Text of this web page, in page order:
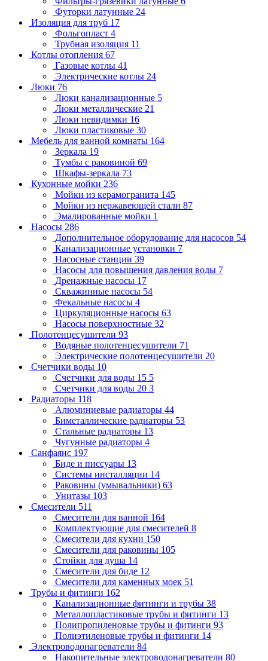
Футорки латунные 24
Изоляция для труб 17
Фольгопласт 4
Трубная изоляция 11
Котлы отопления 67
Газовые котлы 41
Электрические котлы 24
Люки 76
Люки канализационные 5
Люки металлические 21
Люки невидимки 16
Люки пластиковые 30
Мебель для ванной комнаты 164
Зеркала 19
Тумбы с раковиной 69
Шкафы-зеркала 73
Кухонные мойки 236
Мойки из керамогранита 145
Мойки из нержавеющей стали 87
Эмалированные мойки 1
Насосы 286
Дополнительное оборудование для насосов 54
Канализационные установки 7
Насосные станции 39
Насосы для повышения давления воды 7
Дренажные насосы 17
Скважинные насосы 54
Фекальные насосы 4
Циркуляционные насосы 63
Насосы поверхностные 32
Полотенцесушители 93
Водяные полотенцесушители 71
Электрические полотенцесушители 20
Счетчики воды 10
Счетчики для воды 15 5
Счетчики для воды 20 3
Радиаторы 118
Алюминиевые радиаторы 44
Биметаллические радиаторы 53
Стальные радиаторы 13
Чугунные радиаторы 4
Санфаянс 197
Биде и писсуары 13
Системы инсталляции 14
Раковины (умывальники) 63
Унитазы 103
Смесители 511
Смесители для ванной 164
Комплектующие для смесителей 8
Смесители для кухни 150
Смесители для раковины 105
Стойки для душа 14
Смесители для биде 12
Смесители для каменных моек 51
Трубы и фитинги 162
Канализационные фитинги и трубы 38
Металлопластиковые трубы и фитинги 13
Полипропиленовые трубы и фитинги 93
Полиэтиленовые трубы и фитинги 14
Электроводонагреватели 84
Накопительные электроводонагреватели 80